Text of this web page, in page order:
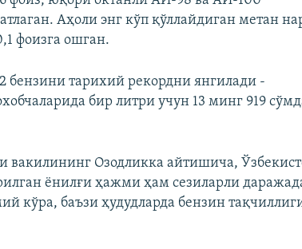
Аҳоли энг кўп қўллайдиган метан
фоизга ошган.
бензини тарихий рекордни янгилади -
бир литри учун 13 минг 919
вакилининг Озодликка айтишича,
ёнилғи ҳажми ҳам сезиларли
кўра, баъзи ҳудудларда бензин